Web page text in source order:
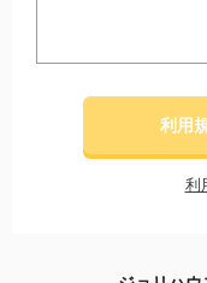
利用
利